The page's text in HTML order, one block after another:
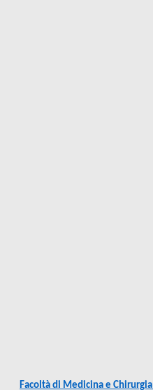
Facoltà di Medicina e Chirurgia